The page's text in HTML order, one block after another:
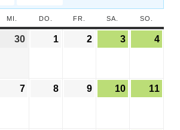
MI. DO. FR. SA. SO.
30 1 2 3 4
7 8 9 10 11